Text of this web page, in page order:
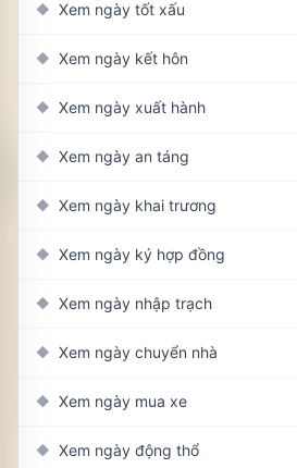
◆ Xem ngày tốt xấu
◆ Xem ngày kết hôn
◆ Xem ngày xuất hành
◆ Xem ngày an táng
◆ Xem ngày khai trương
◆ Xem ngày ký hợp đồng
◆ Xem ngày nhập trạch
◆ Xem ngày chuyển nhà
◆ Xem ngày mua xe
◆ Xem ngày động thổ